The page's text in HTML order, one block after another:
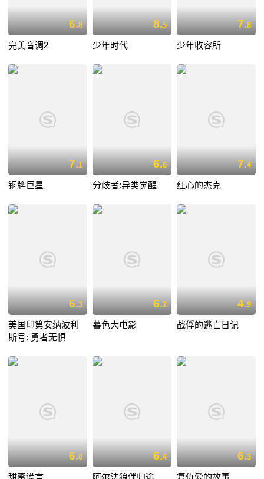
6.8
完美音调2
8.5
少年时代
7.8
少年收容所
7.1
铜牌巨星
6.6
分歧者:异类觉醒
7.4
红心的杰克
6.3
美国印第安纳波利
斯号: 勇者无惧
6.2
暮色大电影
4.9
战俘的逃亡日记
6.0 6.4 6.3